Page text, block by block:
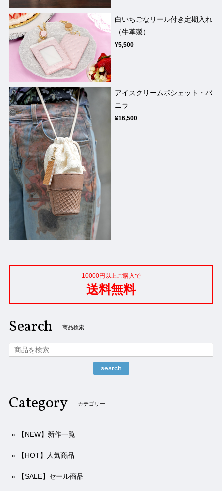
白いちごなリール付き定期入れ
（牛革製）
¥5,500
アイスクリームポシェット・バ
ニラ
¥16,500
10000円以上ご購入で
送料無料
Search 商品検索
search
Category カテゴリー
【NEW】新作一覧
【HOT】人気商品
【SALE】セール商品